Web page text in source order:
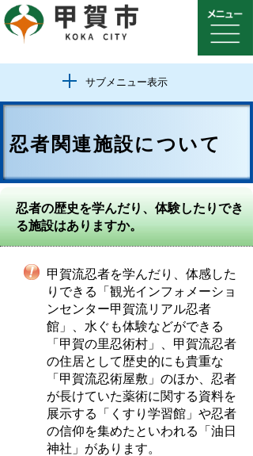
サブメニュー表示
忍者関連施設について
忍者の歴史を学んだり、体験したりでき
る施設はありますか。
甲賀流忍者を学んだり、体感した
りできる「観光インフォメーショ
ンセンター甲賀流リアル忍者
館」、水ぐも体験などができる
「甲賀の里忍術村」、甲賀流忍者
の住居として歴史的にも貴重な
「甲賀流忍術屋敷」のほか、忍者
が長けていた薬術に関する資料を
展示する「くすり学習館」や忍者
の信仰を集めたといわれる「油日
神社」があります。